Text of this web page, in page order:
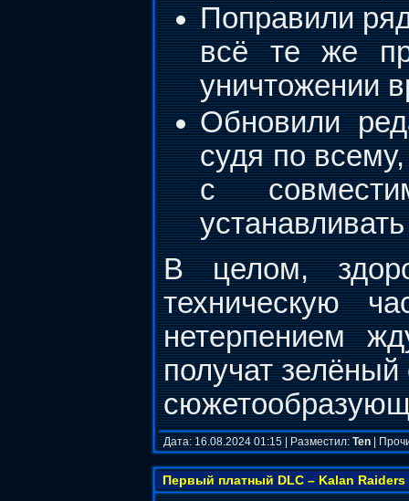
Поправили
всё те же
уничтожении
Обновили
судя по
с
В целом,
техническую
нетерпением
получат зелёный
Дата: 16.08.2024 01:15 | Разместил:Ten|
Первый платный DLC – Kalan Raiders